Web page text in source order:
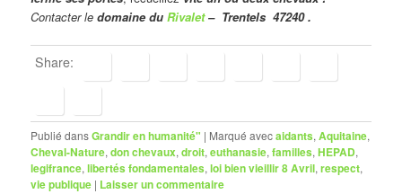
Contacter le domaine du Rivalet– Trentels 47240 .
Share:
Publié dansGrandir en humanité" | Marqué avecaidants,Aquitaine,
Cheval-Nature,don chevaux,droit,euthanasie,familles,HEPAD,
legifrance,libertés fondamentales,loi bien vieillir 8 Avril,respect,
vie publique | Laisser un commentaire